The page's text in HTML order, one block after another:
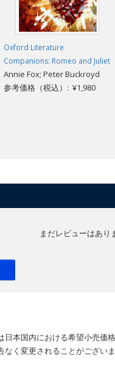
Oxford Literature
Companions: Romeo and Juliet
Annie Fox; Peter Buckroyd
参考価格（税込）: ¥1,980
まだレビューはあり
日本国内における希望小売価
く変更されることがござい